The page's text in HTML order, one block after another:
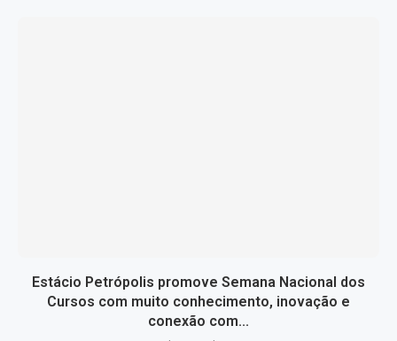
Estácio Petrópolis promove Semana Nacional dos
Cursos com muito conhecimento, inovação e
conexão com...